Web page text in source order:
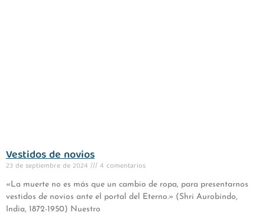
Vestidos de novios
23 de septiembre de 2024 4 comentarios
«La muerte no es más que un cambio de ropa, para presentarnos
vestidos de novios ante el portal del Eterno.» (Shri Aurobindo,
India, 1872-1950) Nuestro